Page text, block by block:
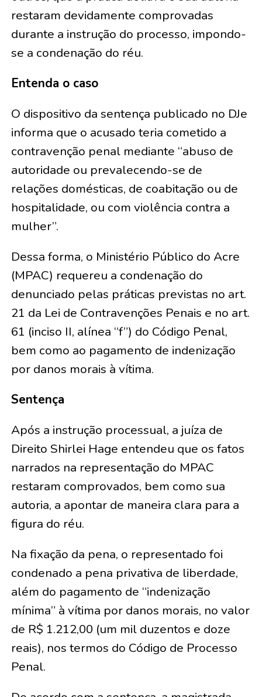
restaram devidamente comprovadas
durante a instrução do processo, impondo-
se a condenação do réu.
Entenda o caso
O dispositivo da sentença publicado no DJe
informa que o acusado teria cometido a
contravenção penal mediante “abuso de
autoridade ou prevalecendo-se de
relações domésticas, de coabitação ou de
hospitalidade, ou com violência contra a
mulher”.
Dessa forma, o Ministério Público do Acre
(MPAC) requereu a condenação do
denunciado pelas práticas previstas no art.
21 da Lei de Contravenções Penais e no art.
61 (inciso II, alínea “f”) do Código Penal,
bem como ao pagamento de indenização
por danos morais à vítima.
Sentença
Após a instrução processual, a juíza de
Direito Shirlei Hage entendeu que os fatos
narrados na representação do MPAC
restaram comprovados, bem como sua
autoria, a apontar de maneira clara para a
figura do réu.
Na fixação da pena, o representado foi
condenado a pena privativa de liberdade,
além do pagamento de “indenização
mínima” à vítima por danos morais, no valor
de R$ 1.212,00 (um mil duzentos e doze
reais), nos termos do Código de Processo
Penal.